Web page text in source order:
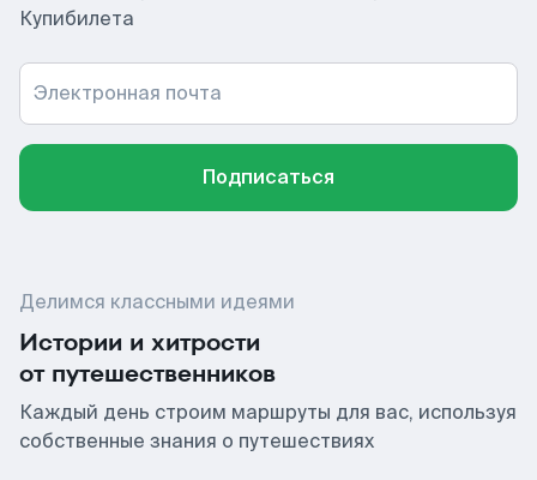
Купибилета
Электронная почта
Подписаться
Делимся классными идеями
Истории и хитрости
от путешественников
Каждый день строим маршруты для вас, используя
собственные знания о путешествиях